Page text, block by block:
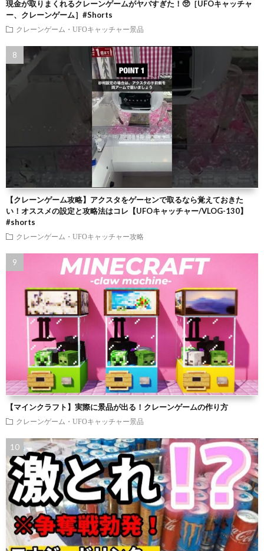
現金が取りまくれるクレーンゲームがヤバすぎた！🥺［UFOキャッチャ
ー、クレーンゲーム］#Shorts
クレーンゲーム・UFOキャッチャー景品
【クレーンゲーム攻略】アクスタをゲーセンで取るなら覚えておきた
い！オススメの設定と攻略法はコレ【UFOキャッチャー/VLOG-130】
#shorts
クレーンゲーム・UFOキャッチャー攻略
【マインクラフト】実際に景品が出る！クレーンゲームの作り方
クレーンゲーム・UFOキャッチャー景品